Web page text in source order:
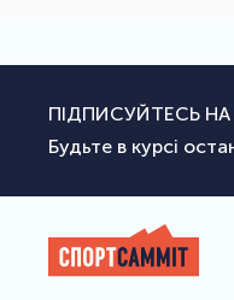
ПІДПИСУЙТЕСЬ
Будьте в курсі